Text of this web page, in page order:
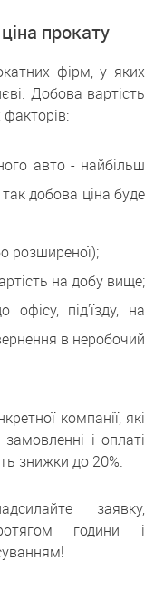
прокату
фірм, у яких
Добова вартість
авто - найбільш
добова ціна буде
розширеної);
на добу вище;
офісу, під'їзду, на
в неробочий
компанії, які
і оплаті
знижки до 20%.
заявку,
години і